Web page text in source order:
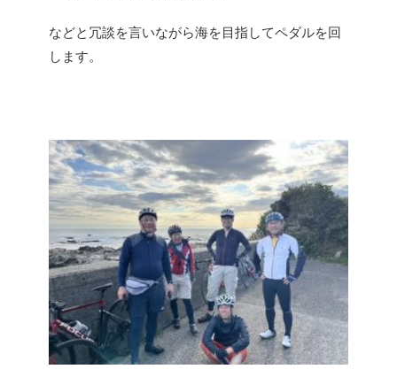
などと冗談を言いながら海を目指してペダルを回
します。